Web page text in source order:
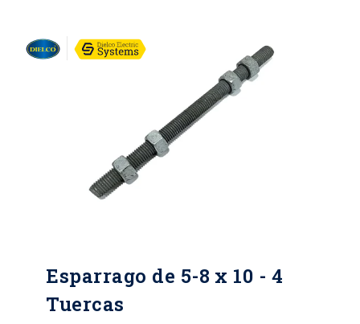
caliente. Espesor mínimo individual
(micras): 43. Espesor mínimo
promedio (micras): 53. Grado de
recubrimiento: High grade. Normas:
NTC y RETIE.
Esparrago de 5-8 x 10 - 4
Tuercas